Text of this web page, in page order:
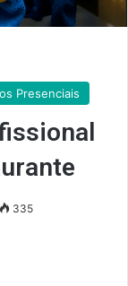
Presenciais
335